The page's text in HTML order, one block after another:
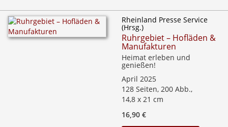
Rheinland Presse Service
(Hrsg.)
Ruhrgebiet – Hofläden &
Manufakturen
Heimat erleben und
genießen!
April 2025
128 Seiten, 200 Abb.,
14,8 x 21 cm
16,90 €